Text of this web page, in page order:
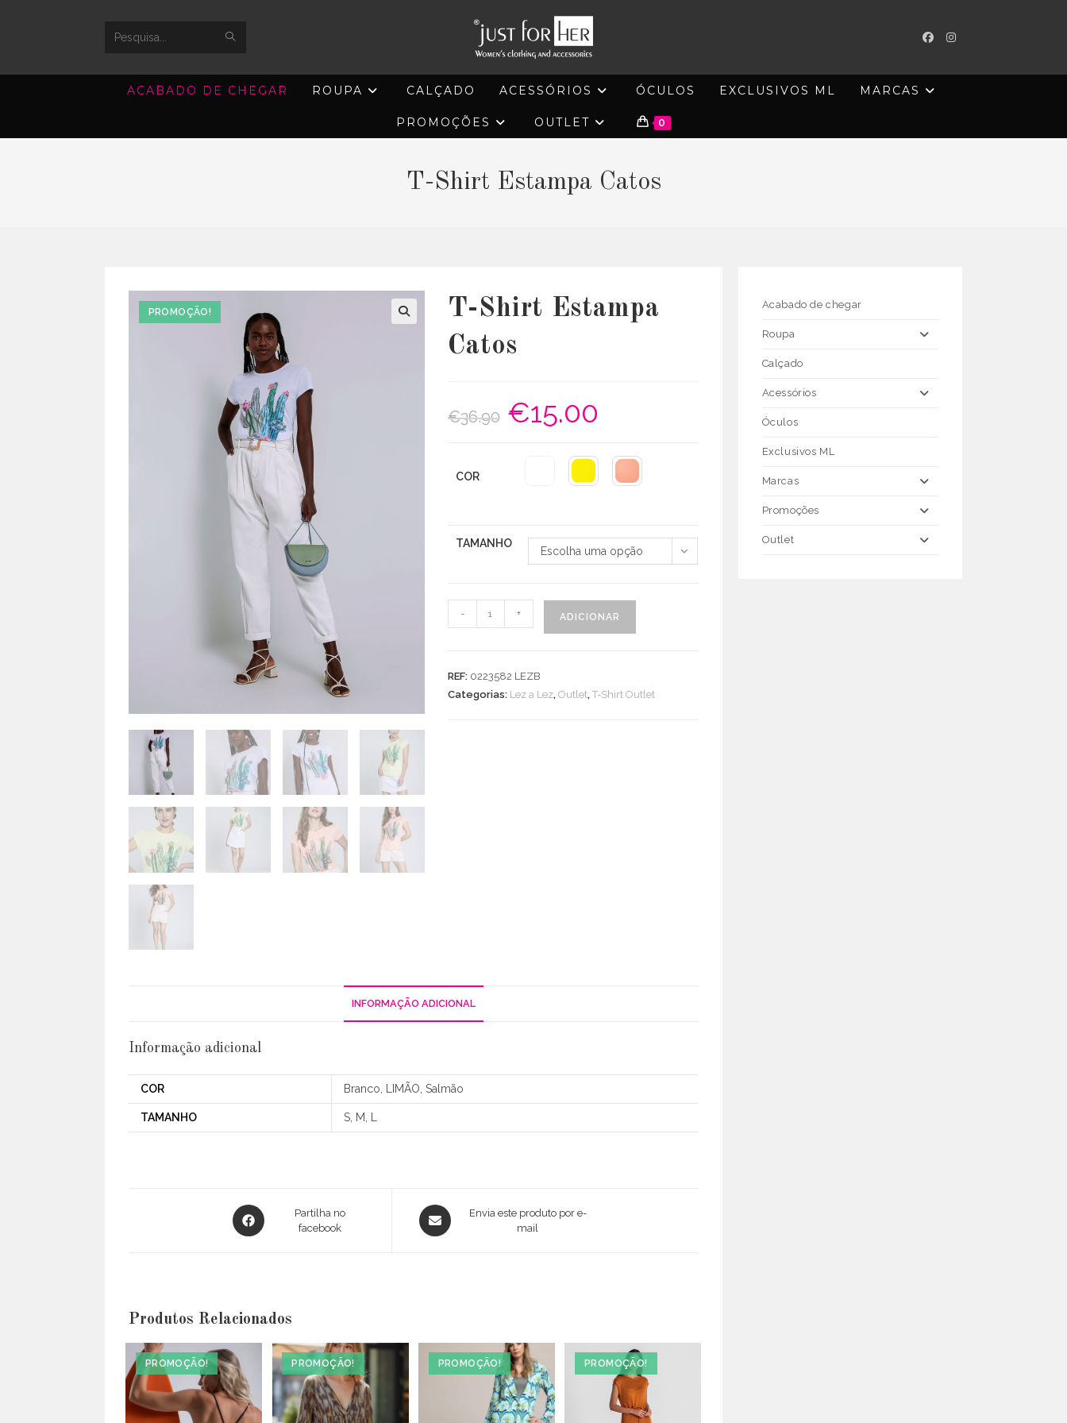
Search
ACABADO DE CHEGAR ROUPA CALÇADO ACESSÓRIOS ÓCULOS EXCLUSIVOS ML MARCAS
PROMOÇÕES OUTLET 0
T-Shirt Estampa Catos
PROMOÇÃO!
T-Shirt Estampa
Catos
€36.90
O
preço
original
€15.00
COR
TAMANHO
Escolha uma opção
de
- + ADICIONAR
REF: 0223582 LEZB
Categorias: Lez a Lez, Outlet, T-Shirt Outlet
INFORMAÇÃO ADICIONAL
Informação adicional
COR Branco, LIMÃO, Salmão
TAMANHO S, M, L
Opens
in
Partilha no
facebook
Opens
in
Envia este produto por e-
mail
Produtos Relacionados
PROMOÇÃO! PROMOÇÃO! PROMOÇÃO! PROMOÇÃO!
Acabado de chegar
Roupa
Calçado
Acessórios
Óculos
Exclusivos ML
Marcas
Promoções
Outlet